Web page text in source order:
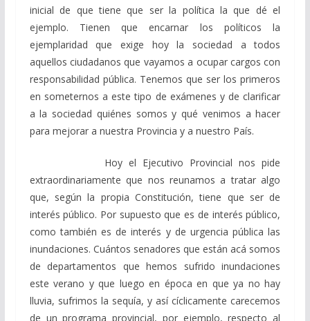
inicial de que tiene que ser la política la que dé el
ejemplo. Tienen que encarnar los políticos la
ejemplaridad que exige hoy la sociedad a todos
aquellos ciudadanos que vayamos a ocupar cargos con
responsabilidad pública. Tenemos que ser los primeros
en someternos a este tipo de exámenes y de clarificar
a la sociedad quiénes somos y qué venimos a hacer
para mejorar a nuestra Provincia y a nuestro País.
Hoy el Ejecutivo Provincial nos pide
extraordinariamente que nos reunamos a tratar algo
que, según la propia Constitución, tiene que ser de
interés público. Por supuesto que es de interés público,
como también es de interés y de urgencia pública las
inundaciones. Cuántos senadores que están acá somos
de departamentos que hemos sufrido inundaciones
este verano y que luego en época en que ya no hay
lluvia, sufrimos la sequía, y así cíclicamente carecemos
de un programa provincial, por ejemplo, respecto al